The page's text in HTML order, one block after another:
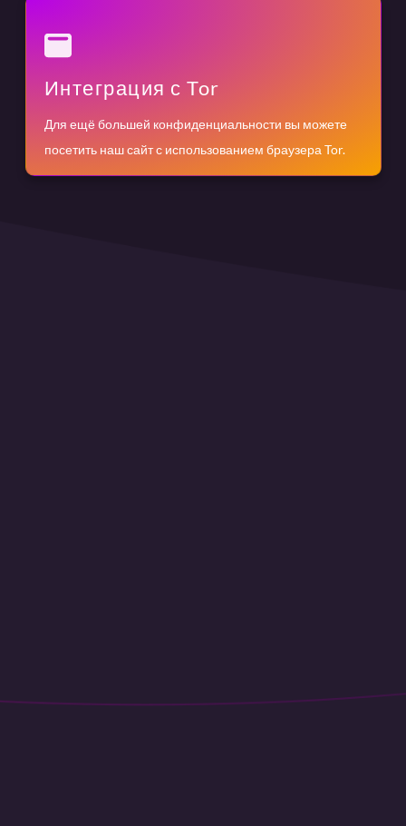
Интеграция с Tor
Для ещё большей конфиденциальности вы можете
посетить наш сайт с использованием браузера Tor.